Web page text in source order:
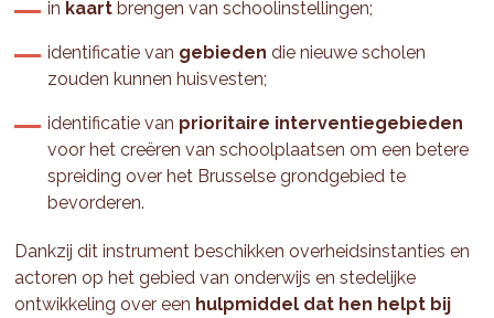
in kaart brengen van schoolinstellingen;
identificatie van gebiedendie nieuwe scholen
zouden kunnen huisvesten;
identificatie van prioritaire interventiegebieden
voor het creëren van schoolplaatsen om een betere
spreiding over het Brusselse grondgebied te
bevorderen.
Dankzij dit instrument beschikken overheidsinstanties en
actoren op het gebied van onderwijs en stedelijke
ontwikkeling over een hulpmiddel dat hen helpt bij